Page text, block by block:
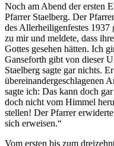
Noch am Abend der ersten
Pfarrer Staelberg. Der
des Allerheiligenfestes
zu mir und meldete, dass
Gottes gesehen hätten. Ich
Ganseforth gibt von dieser
Staelberg sagte gar nichts.
übereinandergeschlagenen
sagte ich: Das kann doch
doch nicht vom Himmel
stellen! Der Pfarrer
sich erweisen.“
Vom ersten bis zum